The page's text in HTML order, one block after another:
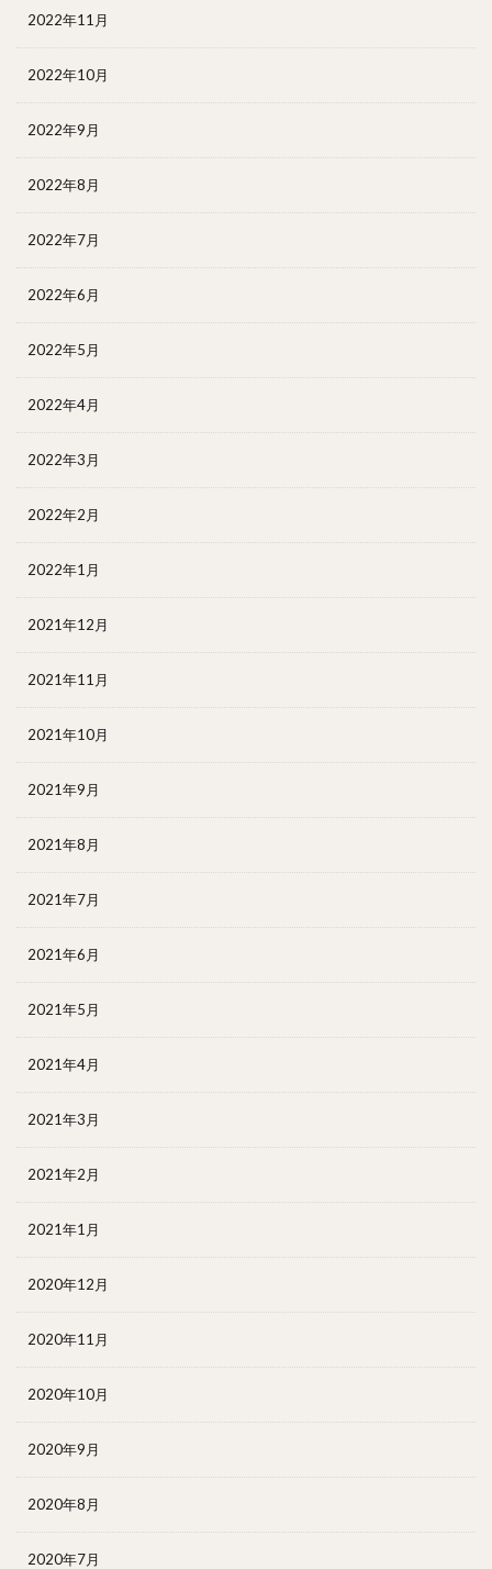
2022年11月
2022年10月
2022年9月
2022年8月
2022年7月
2022年6月
2022年5月
2022年4月
2022年3月
2022年2月
2022年1月
2021年12月
2021年11月
2021年10月
2021年9月
2021年8月
2021年7月
2021年6月
2021年5月
2021年4月
2021年3月
2021年2月
2021年1月
2020年12月
2020年11月
2020年10月
2020年9月
2020年8月
2020年7月